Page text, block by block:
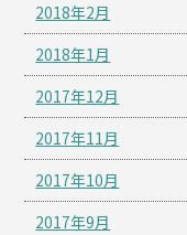
2018年2月
2018年1月
2017年12月
2017年11月
2017年10月
2017年9月